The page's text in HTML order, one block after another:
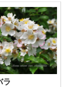
ラ